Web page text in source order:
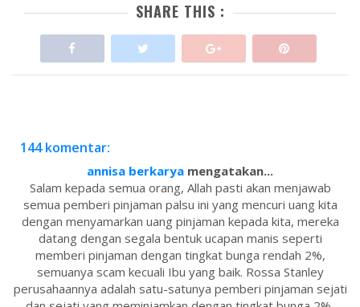
SHARE THIS :
144 komentar:
annisa berkarya mengatakan...
Salam kepada semua orang, Allah pasti akan menjawab
semua pemberi pinjaman palsu ini yang mencuri uang kita
dengan menyamarkan uang pinjaman kepada kita, mereka
datang dengan segala bentuk ucapan manis seperti
memberi pinjaman dengan tingkat bunga rendah 2%,
semuanya scam kecuali Ibu yang baik. Rossa Stanley
perusahaannya adalah satu-satunya pemberi pinjaman sejati